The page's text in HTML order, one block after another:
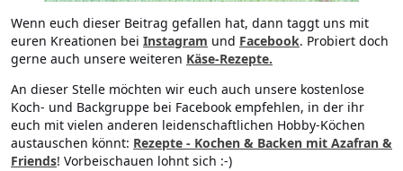
Wenn euch dieser Beitrag gefallen hat, dann taggt uns mit
euren Kreationen bei Instagram und Facebook. Probiert doch
gerne auch unsere weiteren Käse-Rezepte.
An dieser Stelle möchten wir euch auch unsere kostenlose
Koch- und Backgruppe bei Facebook empfehlen, in der ihr
euch mit vielen anderen leidenschaftlichen Hobby-Köchen
austauschen könnt: Rezepte - Kochen & Backen mit Azafran &
Friends! Vorbeischauen lohnt sich :-)